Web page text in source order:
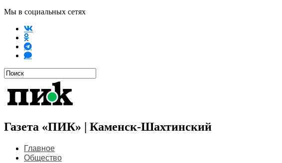
Мы в социальных сетях
Газета «ПИК» | Каменск-Шахтинский
Главное
Общество